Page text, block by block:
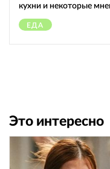
кухни и некоторые
ЕДА
Это интересно